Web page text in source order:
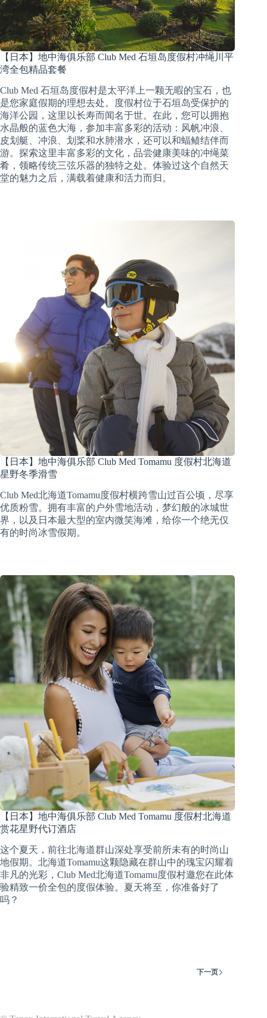
【日本】地中海俱乐部 Club Med 石垣岛度假村冲绳川平
湾全包精品套餐
Club Med 石垣岛度假村是太平洋上一颗无暇的宝石，也
是您家庭假期的理想去处。度假村位于石垣岛受保护的
海洋公园，这里以长寿而闻名于世。在此，您可以拥抱
水晶般的蓝色大海，参加丰富多彩的活动：风帆冲浪、
皮划艇、冲浪、划桨和水肺潜水，还可以和蝠鲼结伴而
游。探索这里丰富多彩的文化，品尝健康美味的冲绳菜
肴，领略传统三弦乐器的独特之处。体验过这个自然天
堂的魅力之后，满载着健康和活力而归。
【日本】地中海俱乐部 Club Med Tomamu 度假村北海道
星野冬季滑雪
Club Med北海道Tomamu度假村横跨雪山过百公顷，尽享
优质粉雪。拥有丰富的户外雪地活动，梦幻般的冰城世
界，以及日本最大型的室内微笑海滩，给你一个绝无仅
有的时尚冰雪假期。
【日本】地中海俱乐部 Club Med Tomamu 度假村北海道
赏花星野代订酒店
这个夏天，前往北海道群山深处享受前所未有的时尚山
地假期。北海道Tomamu这颗隐藏在群山中的瑰宝闪耀着
非凡的光彩，Club Med北海道Tomamu度假村邀您在此体
验精致一价全包的度假体验。夏天将至，你准备好了
吗？
下一页